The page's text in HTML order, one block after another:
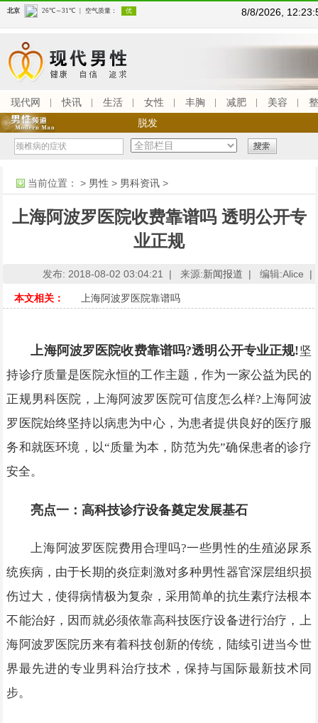
8/8/2026,
现代网 快讯 生活 女性 丰胸 减肥 美容
脱发
当前位置： > 男性 > 男科资讯 >
上海阿波罗医院收费靠谱吗 透明公开专
业正规
发布: 2018-08-02 03:04:21 | 来源:新闻报道 | 编辑:Alice |
本文相关： 上海阿波罗医院靠谱吗
上海阿波罗医院收费靠谱吗?透明公开专业正规!坚
持诊疗质量是医院永恒的工作主题，作为一家公益为民的
正规男科医院，上海阿波罗医院可信度怎么样?上海阿波
罗医院始终坚持以病患为中心，为患者提供良好的医疗服
务和就医环境，以“质量为本，防范为先”确保患者的诊疗
安全。
亮点一：高科技诊疗设备奠定发展基石
上海阿波罗医院费用合理吗?一些男性的生殖泌尿系
统疾病，由于长期的炎症刺激对多种男性器官深层组织损
伤过大，使得病情极为复杂，采用简单的抗生素疗法根本
不能治好，因而就必须依靠高科技医疗设备进行治疗，上
海阿波罗医院历来有着科技创新的传统，陆续引进当今世
界最先进的专业男科治疗技术，保持与国际最新技术同
步。